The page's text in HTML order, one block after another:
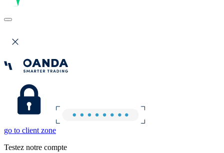
go to client zone
Testez notre compte